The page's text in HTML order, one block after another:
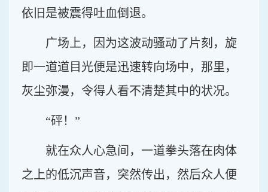
依旧是被震得吐血倒退。
广场上，因为这波动骚动了片刻，旋
即一道道目光便是迅速转向场中，那里，
灰尘弥漫，令得人看不清楚其中的状况。
“砰！”
就在众人心急间，一道拳头落在肉体
之上的低沉声音，突然传出，然后众人便